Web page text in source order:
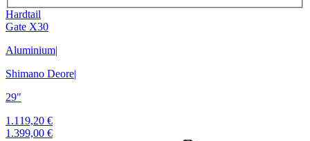
Hardtail
Gate X30
Aluminium|
Shimano Deore|
29"
1.119,20 €
1.399,00 €